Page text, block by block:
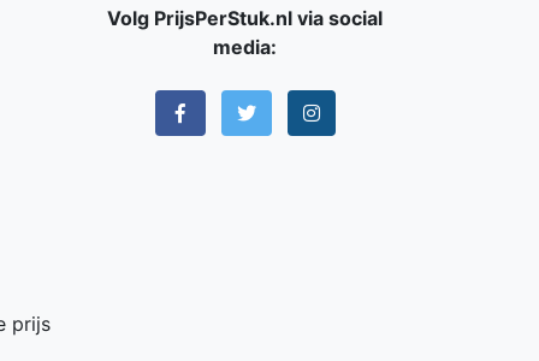
prijs
Volg PrijsPerStuk.nl via social
media: